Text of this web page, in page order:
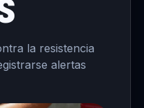
la resistencia
alertas